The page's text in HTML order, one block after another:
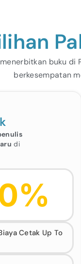
buku
berkesempatan
di
Cetak Up To